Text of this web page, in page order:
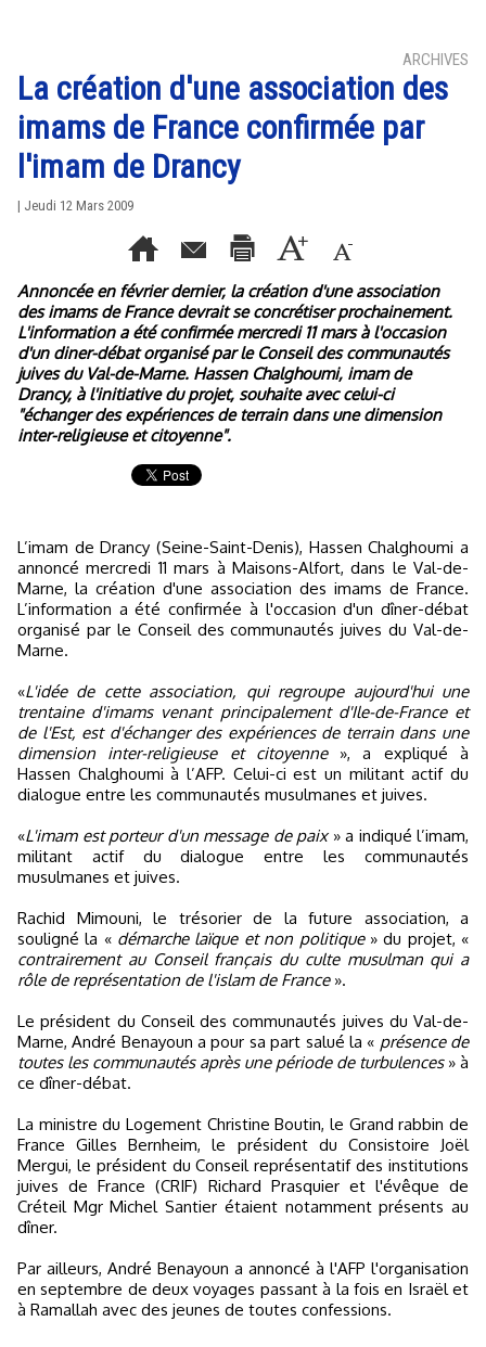
ARCHIVES
La création d'une association des
imams de France confirmée par
l'imam de Drancy
| Jeudi 12 Mars 2009
Annoncée en février dernier, la création d'une association
des imams de France devrait se concrétiser prochainement.
L'information a été confirmée mercredi 11 mars à l'occasion
d'un diner-débat organisé par le Conseil des communautés
juives du Val-de-Marne. Hassen Chalghoumi, imam de
Drancy, à l'initiative du projet, souhaite avec celui-ci
"échanger des expériences de terrain dans une dimension
inter-religieuse et citoyenne".
L’imam de Drancy (Seine-Saint-Denis), Hassen Chalghoumi a
annoncé mercredi 11 mars à Maisons-Alfort, dans le Val-de-
Marne, la création d'une association des imams de France.
L’information a été confirmée à l'occasion d'un dîner-débat
organisé par le Conseil des communautés juives du Val-de-
Marne.
«L'idée de cette association, qui regroupe aujourd'hui une
trentaine d'imams venant principalement d'Ile-de-France et
de l'Est, est d'échanger des expériences de terrain dans une
dimension inter-religieuse et citoyenne», a expliqué à
Hassen Chalghoumi à l’AFP. Celui-ci est un militant actif du
dialogue entre les communautés musulmanes et juives.
«L'imam est porteur d'un message de paix » a indiqué l’imam,
militant actif du dialogue entre les communautés
musulmanes et juives.
Rachid Mimouni, le trésorier de la future association, a
souligné la « démarche laïque et non politique» du projet, «
contrairement au Conseil français du culte musulman qui a
rôle de représentation de l'islam de France ».
Le président du Conseil des communautés juives du Val-de-
Marne, André Benayoun a pour sa part salué la « présence de
toutes les communautés après une période de turbulences» à
ce dîner-débat.
La ministre du Logement Christine Boutin, le Grand rabbin de
France Gilles Bernheim, le président du Consistoire Joël
Mergui, le président du Conseil représentatif des institutions
juives de France (CRIF) Richard Prasquier et l'évêque de
Créteil Mgr Michel Santier étaient notamment présents au
dîner.
Par ailleurs, André Benayoun a annoncé à l'AFP l'organisation
en septembre de deux voyages passant à la fois en Israël et
à Ramallah avec des jeunes de toutes confessions.